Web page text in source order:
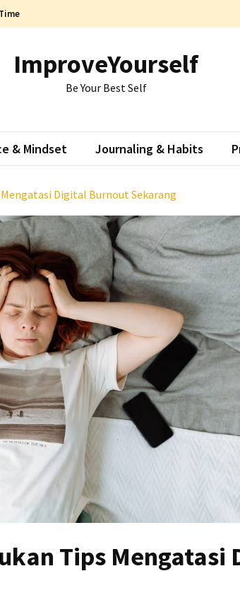
ImproveYourself
Be Your Best Self
& Mindset Journaling & Habits
Digital Burnout Sekarang
Tips Mengatasi